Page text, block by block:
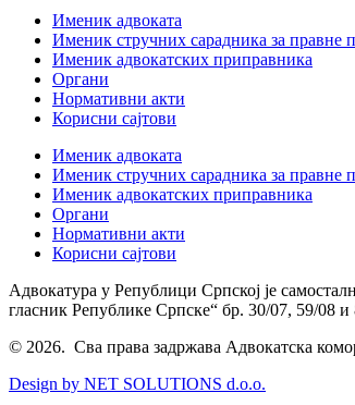
Именик адвоката
Именик стручних сарадника за правне
Именик адвокатских приправника
Органи
Нормативни акти
Корисни сајтови
Именик адвоката
Именик стручних сарадника за правне
Именик адвокатских приправника
Органи
Нормативни акти
Корисни сајтови
Адвокатура у Републици Српској је
гласник Републике Српске“ бр. 30/07, 59/08 и
© 2026. Сва права задржава Адвокатска
Design by NET SOLUTIONS d.o.o.